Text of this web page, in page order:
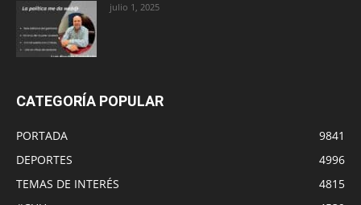
julio 1, 2025
CATEGORÍA POPULAR
PORTADA
9841
DEPORTES
4996
TEMAS DE INTERÉS
4815